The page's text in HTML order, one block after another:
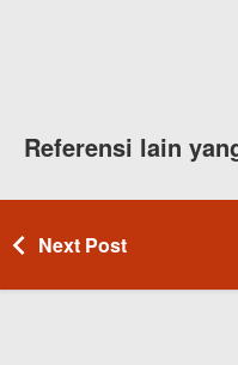
Referensi lain
Next Post